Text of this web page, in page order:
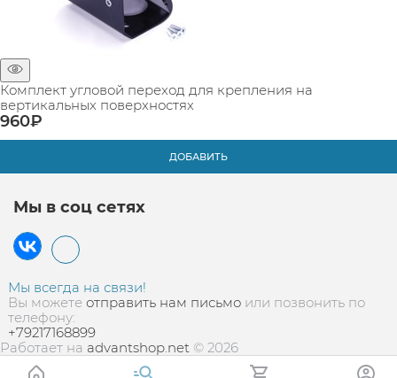
Комплект угловой переход для крепления на
вертикальных поверхностях
960₽
ДОБАВИТЬ
Мы в соц сетях
Мы всегда на связи!
Вы можете отправить нам письмо или позвонить по
телефону:
+79217168899
Работает на advantshop.net © 2026